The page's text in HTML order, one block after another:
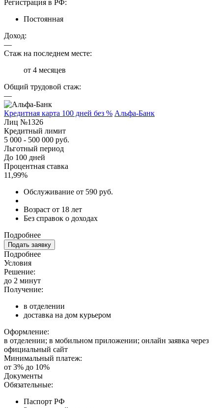
Регистрация в РФ:
Постоянная
Доход:
—
Стаж на последнем месте:
от 4 месяцев
Общий трудовой стаж:
—
Кредитная карта 100 дней без % Альфа-Банк
Лиц №1326
Кредитный лимит
5 000 - 500 000 руб.
Льготный период
До 100 дней
Процентная ставка
11,99%
Обслуживание от 590 руб.
Возраст от 18 лет
Без справок о доходах
Подробнее
Подать заявку
Подробнее
Условия
Решение:
до 2 минут
Получение:
в отделении
доставка на дом курьером
Оформление:
в отделении; в мобильном приложении; онлайн заявка через
официальный сайт
Минимальный платеж:
от 3% до 10%
Документы
Обязательные:
Паспорт РФ